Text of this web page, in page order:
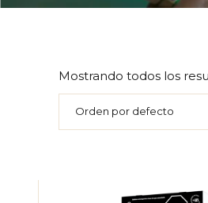
Mostrando todos los
Orden por defecto